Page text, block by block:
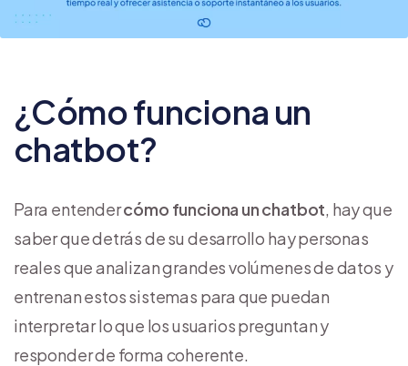
¿Cómo funciona un
chatbot?
Para entendercómo funciona un chatbot, hay que
saber que detrás de su desarrollo hay personas
reales que analizan grandes volúmenes de datos y
entrenan estos sistemas para que puedan
interpretar lo que los usuarios preguntan y
responder de forma coherente.